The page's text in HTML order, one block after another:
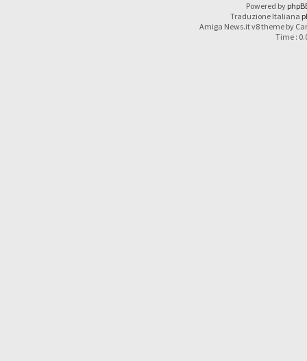
Powered by
Traduzione Italiana
Amiga News.it v8 theme by
Time :